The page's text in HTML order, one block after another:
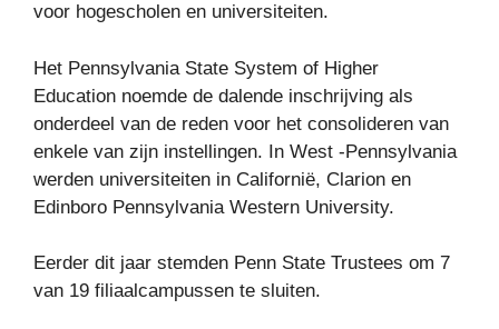
voor hogescholen en universiteiten.
Het Pennsylvania State System of Higher
Education noemde de dalende inschrijving als
onderdeel van de reden voor het consolideren van
enkele van zijn instellingen. In West -Pennsylvania
werden universiteiten in Californië, Clarion en
Edinboro Pennsylvania Western University.
Eerder dit jaar stemden Penn State Trustees om 7
van 19 filiaalcampussen te sluiten.